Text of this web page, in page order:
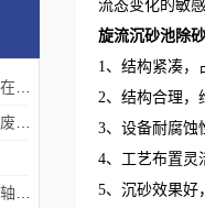
流态变化的敏
旋流沉砂池除
1、结构紧凑，
2、结构合理，
3、设备耐腐蚀
4、工艺布置灵
5、沉砂效果好